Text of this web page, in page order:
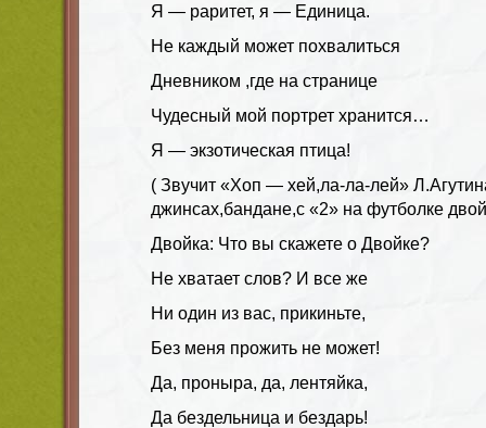
Я — раритет, я — Единица.
Не каждый может похвалиться
Дневником ,где на странице
Чудесный мой портрет хранится…
Я — экзотическая птица!
( Звучит «Хоп — хей,ла-ла-лей»
джинсах,бандане,с «2» на футболке
Двойка: Что вы скажете о Двойке?
Не хватает слов? И все же
Ни один из вас, прикиньте,
Без меня прожить не может!
Да, проныра, да, лентяйка,
Да бездельница и бездарь!